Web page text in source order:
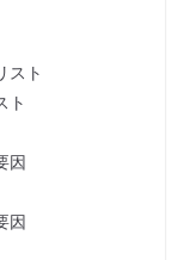
スト
ト
因
因